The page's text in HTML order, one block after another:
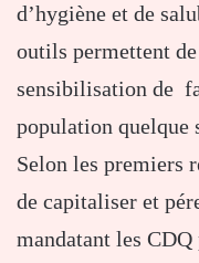
d’hygiène et de
outils permettent
sensibilisation de
population quelque
Selon les premiers
de capitaliser et
mandatant les